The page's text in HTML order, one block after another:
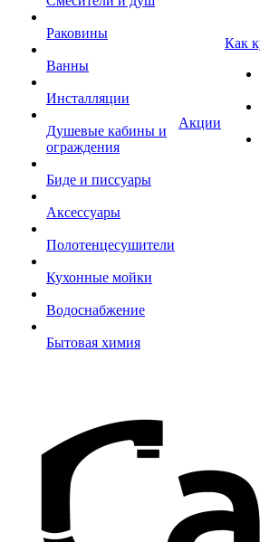
Раковины
Ванны
Инсталляции
Душевые кабины и
ограждения
Биде и писсуары
Аксессуары
Полотенцесушители
Кухонные мойки
Водоснабжение
Бытовая химия
Акции
Как